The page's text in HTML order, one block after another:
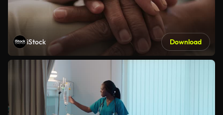
iStock Download